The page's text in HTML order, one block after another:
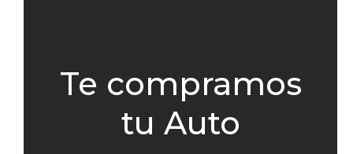
Te compramos
tu Auto